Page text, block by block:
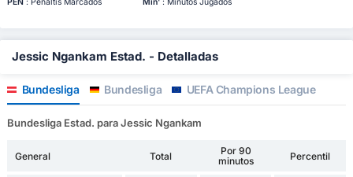
Jessic Ngankam Estad. - Detalladas
Bundesliga Bundesliga UEFA Champions League
Bundesliga Estad. para Jessic Ngankam
General Total
Por 90
minutos
Percentil